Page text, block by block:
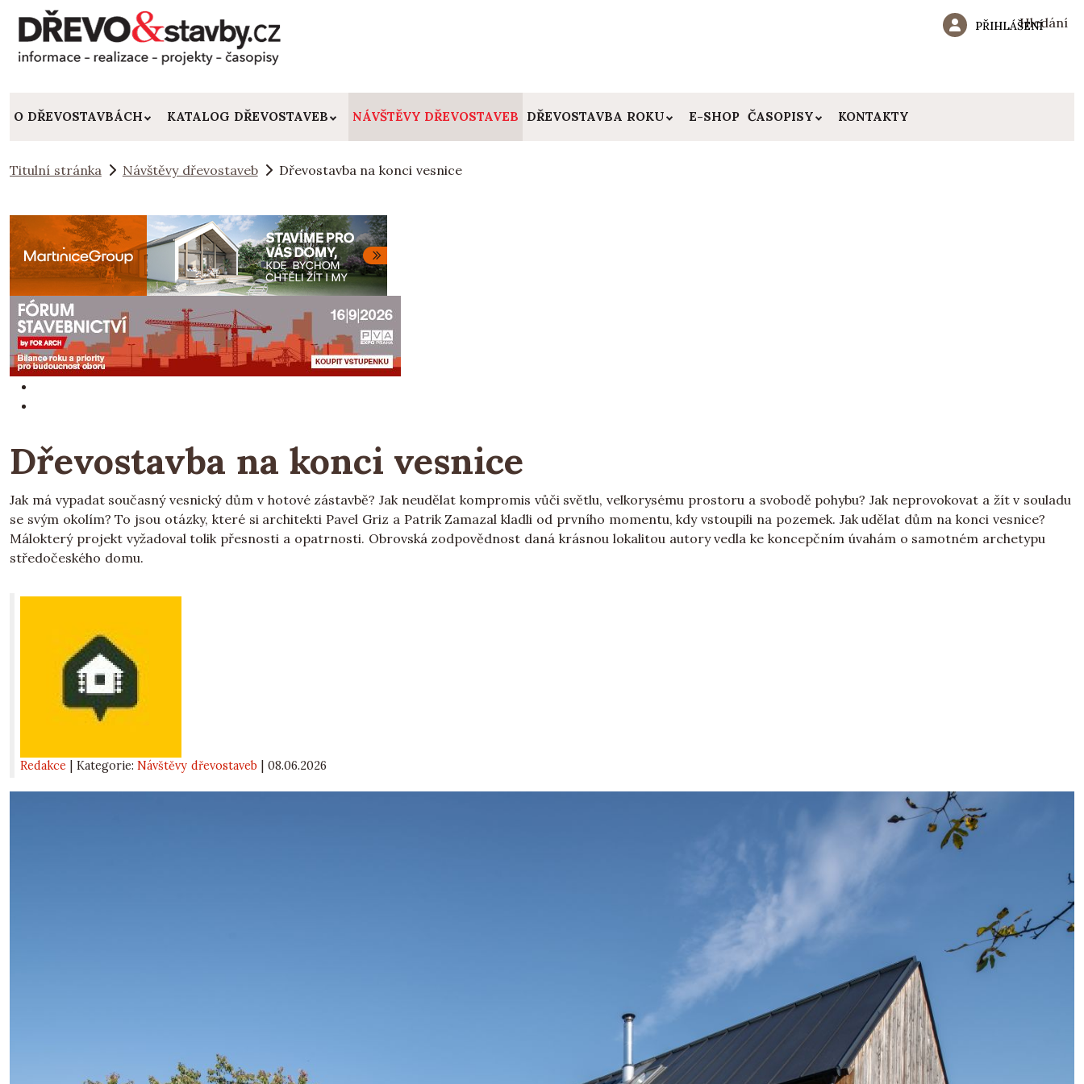
Hledání
PŘIHLÁŠENÍ
O DŘEVOSTAVBÁCH KATALOG DŘEVOSTAVEB NÁVŠTĚVY DŘEVOSTAVEB DŘEVOSTAVBA ROKU E-SHOP ČASOPISY KONTAKTY
Titulní stránka Návštěvy dřevostaveb Dřevostavba na konci vesnice
Dřevostavba na konci vesnice
Jak má vypadat současný vesnický dům v hotové zástavbě? Jak neudělat kompromis vůči světlu, velkorysému prostoru a svobodě pohybu? Jak neprovokovat a žít v souladu
se svým okolím? To jsou otázky, které si architekti Pavel Griz a Patrik Zamazal kladli od prvního momentu, kdy vstoupili na pozemek. Jak udělat dům na konci vesnice?
Málokterý projekt vyžadoval tolik přesnosti a opatrnosti. Obrovská zodpovědnost daná krásnou lokalitou autory vedla ke koncepčním úvahám o samotném archetypu
středočeského domu.
Redakce | Kategorie:Návštěvy dřevostaveb 08.06.2026